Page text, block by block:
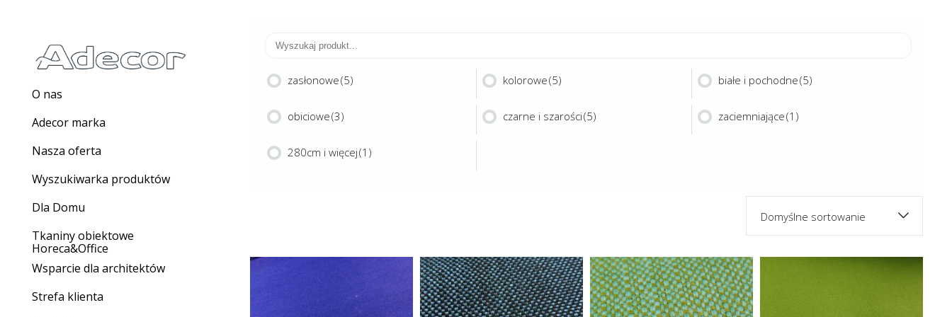
O nas
Adecor marka
Nasza oferta
Wyszukiwarka produktów
Dla Domu
Tkaniny obiektowe
Horeca&Office
Wsparcie dla architektów
Strefa klienta
zasłonowe(5) kolorowe(5) białe i pochodne(5)
obiciowe(3) czarne i szarości(5) zaciemniające(1)
280cm i więcej(1)
Domyślne sortowanie
Ten
produkt
wiele
MAMI MIX
Ten
produkt
ma
wiele
MATT
Ten
produkt
ma
wiele
POP
Ten